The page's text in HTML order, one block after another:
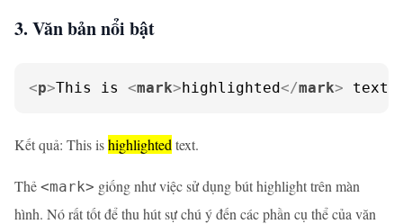
3. Văn bản nổi bật
<p>This is <mark>highlighted</mark> text.
Kết quả: This ishighlighted text.
Thẻ <mark> giống như việc sử dụng bút highlight trên màn
hình. Nó rất tốt để thu hút sự chú ý đến các phần cụ thể của văn